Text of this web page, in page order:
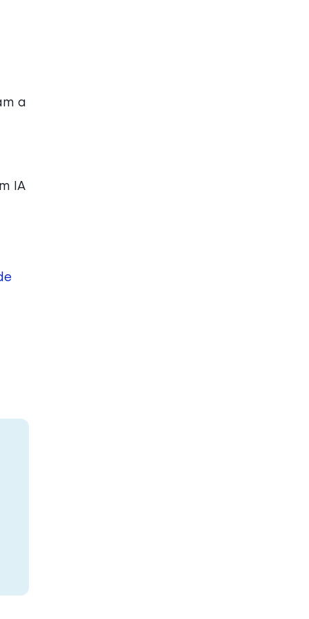
a
IA